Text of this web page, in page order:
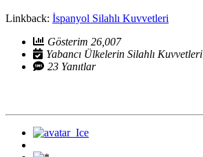
Linkback: İspanyol Silahlı Kuvvetleri
Gösterim 26,007
Yabancı Ülkelerin Silahlı Kuvvetleri
23 Yanıtlar